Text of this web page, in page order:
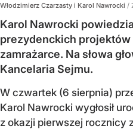
Włodzimierz Czarzasty i Karol Nawrocki /
Karol Nawrocki
prezydenckich projektów
zamrażarce. Na słowa
Kancelaria Sejmu.
W czwartek (6 sierpnia)
Karol Nawrocki wygłosił
z okazji pierwszej rocznicy